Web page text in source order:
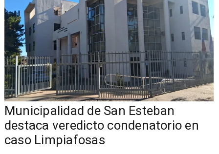
Municipalidad de San Esteban
destaca veredicto condenatorio en
caso Limpiafosas